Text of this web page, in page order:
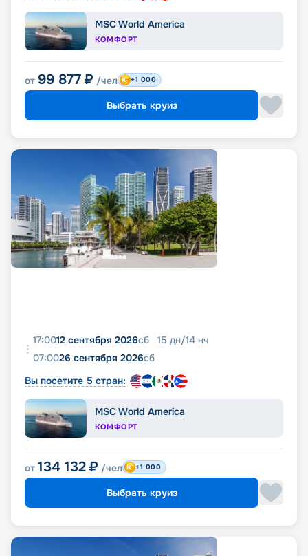
MSC World America
КОМФОРТ
от 99 877 ₽ /чел +1 000
Выбрать круиз
17:0012 сентября 2026сб 15 дн/14 нч
07:0026 сентября 2026сб
Вы посетите 5 стран:
MSC World America
КОМФОРТ
от 134 132 ₽ /чел +1 000
Выбрать круиз